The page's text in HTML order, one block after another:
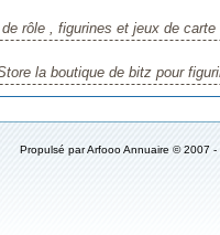
rôle , figurines et jeux de
la boutique de bitz pour
Propulsé parArfooo Annuaire © 2007